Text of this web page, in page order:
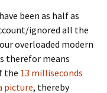
been as half as
ignored all the
overloaded modern
therefor means
the 13 milliseconds
picture, thereby